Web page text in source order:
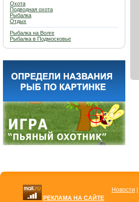
Охота
Подводная охота
Рыбалка
Отдых
Рыбалка на Волге
Рыбалка в Подмосковье
РЕКЛАМА НА САЙТЕ
Новости